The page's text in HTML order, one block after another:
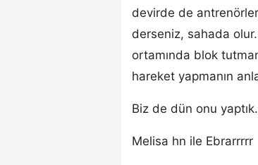
devirde de
derseniz, sahada
ortamında blok
hareket yapmanın
Biz de dün onu yaptık.
Melisa hn ile Ebrarrrrr